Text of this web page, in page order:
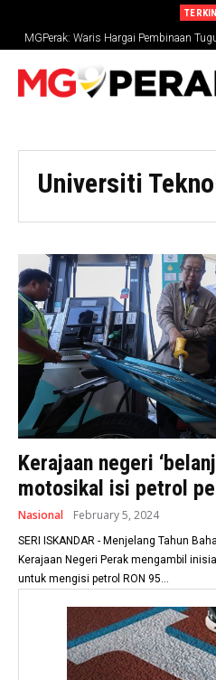
MGPerak: Waris Hargai Pembinaan
Negara Terus
Universiti
Kerajaan negeri
motosikal isi petrol
Nasional February 5, 2024
SERI ISKANDAR - Menjelang Tahun
Kerajaan Negeri Perak mengambil
untuk mengisi petrol RON 95...